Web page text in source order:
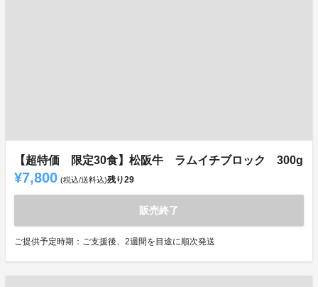
【超特価 限定30食】松阪牛 ラムイチブロック 300g
¥7,800 (税込/送料込)残り29
販売終了
ご提供予定時期：ご支援後、2週間を目途に順次発送